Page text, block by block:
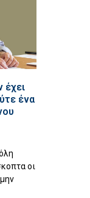
έχει
ένα
οι